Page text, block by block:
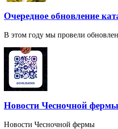
Очередное обновление
В этом году мы провели
Новости Чесночной фермы
Новости Чесночной фермы